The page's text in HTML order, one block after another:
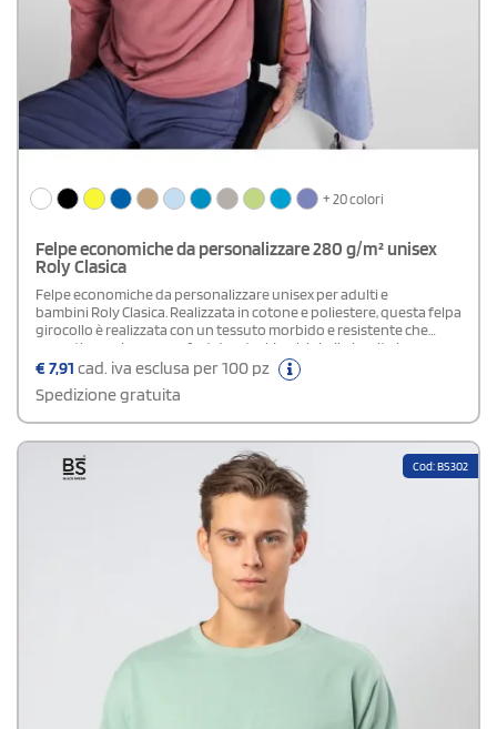
+ 20 colori
Felpe economiche da personalizzare 280 g/m² unisex
Roly Clasica
Felpe economiche da personalizzare unisex per adulti e
bambini Roly Clasica. Realizzata in cotone e poliestere, questa felpa
girocollo è realizzata con un tessuto morbido e resistente che
garantisce calore e comfort duraturi. I polsini e il girovita in
elastane in costina 1x1 assicurano una vestibilità aderente,
mantenendo il corpo al caldo e isolato dalle temperature esterne. Il
copricuciture sul collo aggiunge un dettaglio di finitura che eleva
la qualità complessiva del capo.Personalizzabile con il logo o il
design della tua scelta, la felpa Roly Clasica è perfetta per eventi
aziendali, attività scolastiche o semplicemente per aggiungere un
tocco personale al tuo abbigliamento quotidiano.
€7,91 cad. iva esclusa per 100 pz
Spedizione gratuita
Cod: BS302